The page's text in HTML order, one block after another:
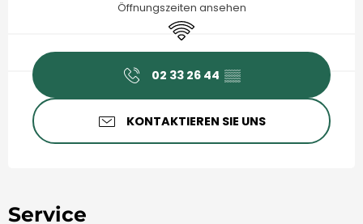
Öffnungszeiten ansehen
Wi-Fi
02 33 26 44 ▒▒
KONTAKTIEREN SIE UNS
Service